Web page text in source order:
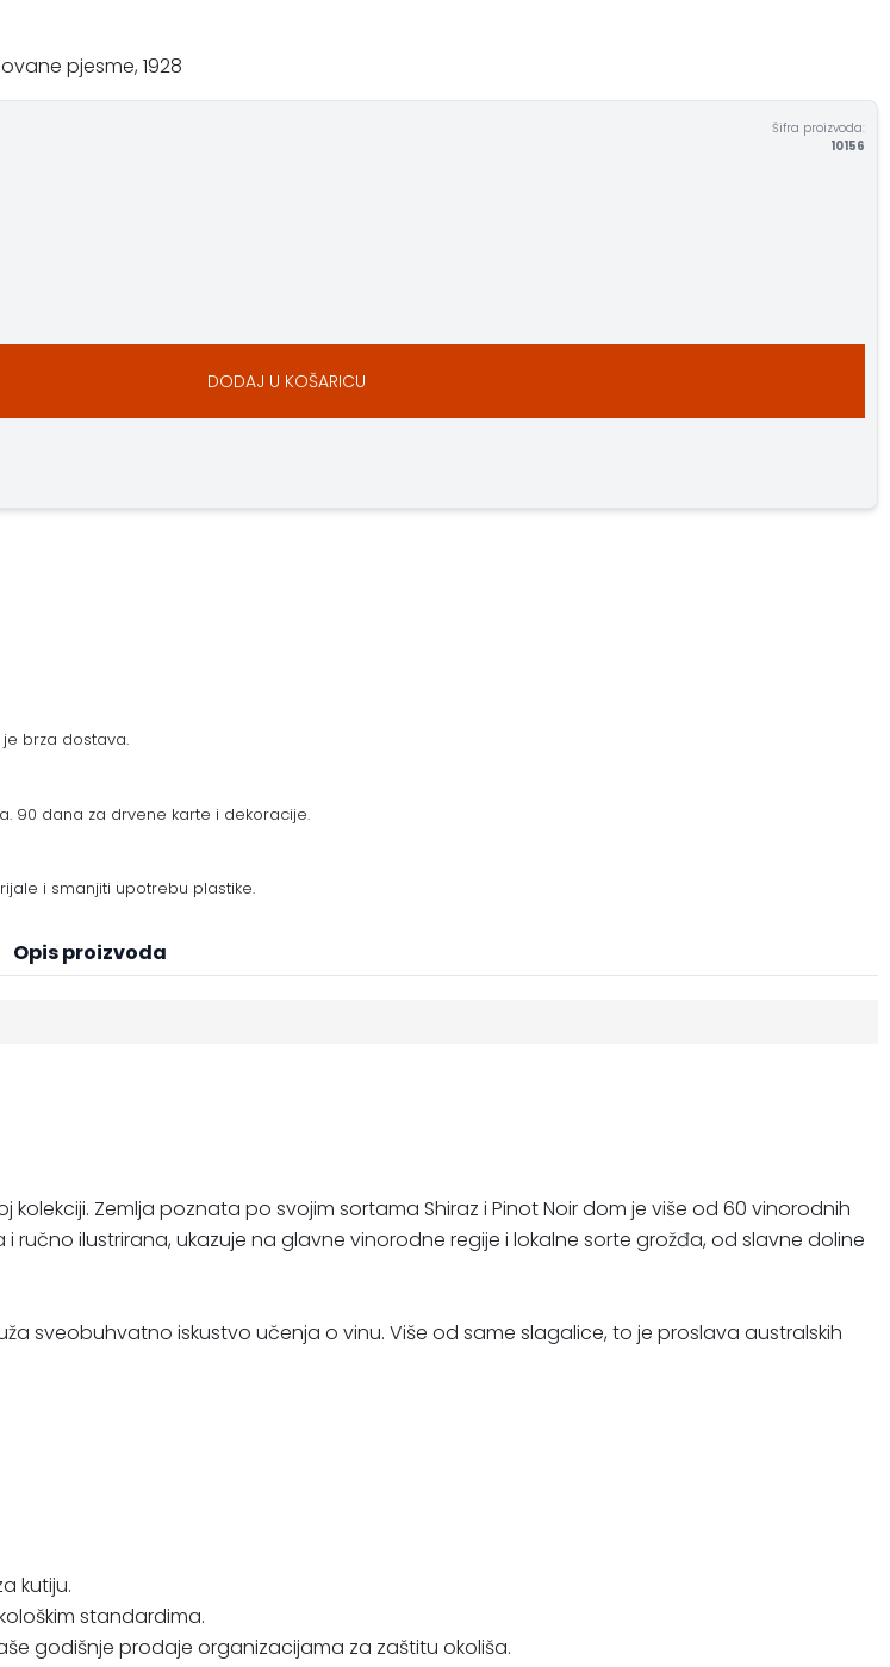
pjesme, 1928
Šifra proizvoda:
10156
DODAJ U KOŠARICU
brza dostava.
90 dana za drvene karte i dekoracije.
i smanjiti upotrebu plastike.
Opis proizvoda
Zemlja poznata po svojim sortama Shiraz i Pinot Noir dom je više od 60 vinorodnih
ilustrirana, ukazuje na glavne vinorodne regije i lokalne sorte grožđa, od slavne doline
sveobuhvatno iskustvo učenja o vinu. Više od same slagalice, to je proslava australskih
kutiju.
standardima.
godišnje prodaje organizacijama za zaštitu okoliša.